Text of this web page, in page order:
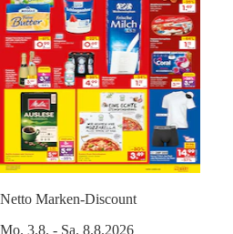
Netto Marken-Discount
Mo. 3.8. - Sa. 8.8.2026